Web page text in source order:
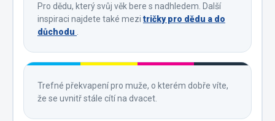
Pro dědu, který svůj věk bere s nadhledem. Další
inspiraci najdete také mezi tričky pro dědu a do
důchodu
Trefné překvapení pro muže, o kterém dobře víte,
že se uvnitř stále cítí na dvacet.